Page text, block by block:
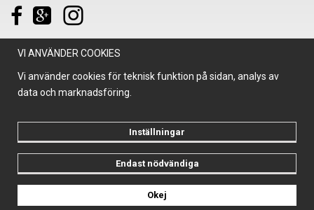
Drift & produktion:Wikinggruppen
VI ANVÄNDER COOKIES
Vi använder cookies för teknisk funktion på sidan, analys av
data och marknadsföring.
Inställningar
Endast nödvändiga
Okej